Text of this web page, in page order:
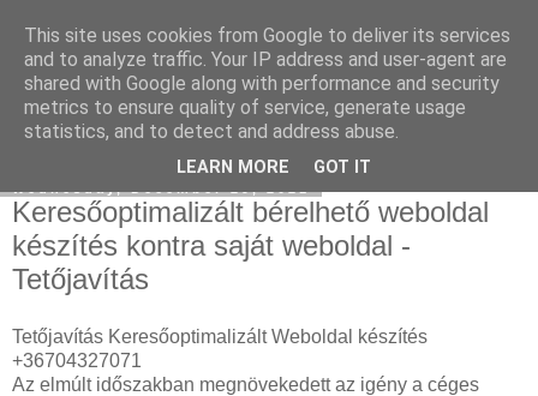
Havidíjas linképítés
Keresőoptimalizált bérelhető weboldal
készítés kontra saját weboldal -
Tetőjavítás
Tetőjavítás Keresőoptimalizált Weboldal készítés
+36704327071
Az elmúlt időszakban megnövekedett az igény a céges
This site uses cookies from Google to deliver its services
and to analyze traffic. Your IP address and user-agent are
shared with Google along with performance and security
metrics to ensure quality of service, generate usage
statistics, and to detect and address abuse.
LEARN MORE GOT IT